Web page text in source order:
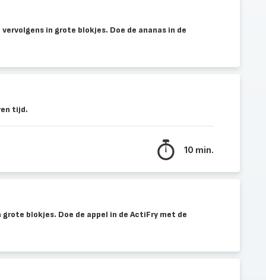
in grote blokjes. Doe de ananas in de
tijd.
10 min.
grote blokjes. Doe de appel in de ActiFry met de